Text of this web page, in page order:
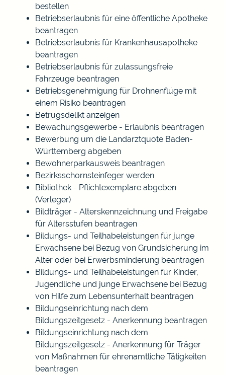
bestellen
Betriebserlaubnis für eine öffentliche Apotheke
beantragen
Betriebserlaubnis für Krankenhausapotheke
beantragen
Betriebserlaubnis für zulassungsfreie
Fahrzeuge beantragen
Betriebsgenehmigung für Drohnenflüge mit
einem Risiko beantragen
Betrugsdelikt anzeigen
Bewachungsgewerbe - Erlaubnis beantragen
Bewerbung um die Landarztquote Baden-
Württemberg abgeben
Bewohnerparkausweis beantragen
Bezirksschornsteinfeger werden
Bibliothek - Pflichtexemplare abgeben
(Verleger)
Bildträger - Alterskennzeichnung und Freigabe
für Altersstufen beantragen
Bildungs- und Teilhabeleistungen für junge
Erwachsene bei Bezug von Grundsicherung im
Alter oder bei Erwerbsminderung beantragen
Bildungs- und Teilhabeleistungen für Kinder,
Jugendliche und junge Erwachsene bei Bezug
von Hilfe zum Lebensunterhalt beantragen
Bildungseinrichtung nach dem
Bildungszeitgesetz - Anerkennung beantragen
Bildungseinrichtung nach dem
Bildungszeitgesetz - Anerkennung für Träger
von Maßnahmen für ehrenamtliche Tätigkeiten
beantragen